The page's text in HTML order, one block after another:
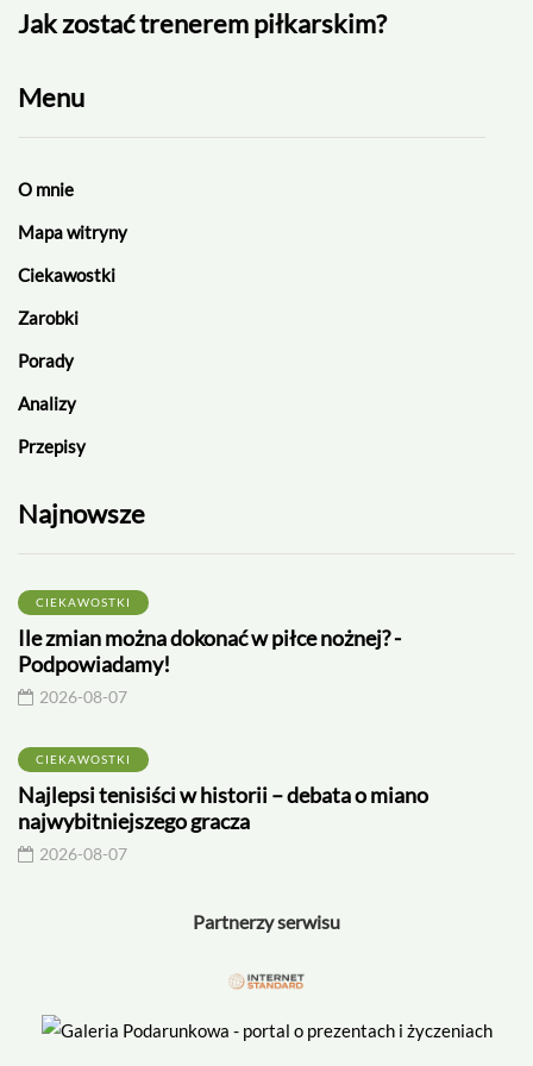
Jak zostać trenerem piłkarskim?
Menu
O mnie
Mapa witryny
Ciekawostki
Zarobki
Porady
Analizy
Przepisy
Najnowsze
CIEKAWOSTKI
Ile zmian można dokonać w piłce nożnej? -
Podpowiadamy!
2026-08-07
CIEKAWOSTKI
Najlepsi tenisiści w historii – debata o miano
najwybitniejszego gracza
2026-08-07
Partnerzy serwisu